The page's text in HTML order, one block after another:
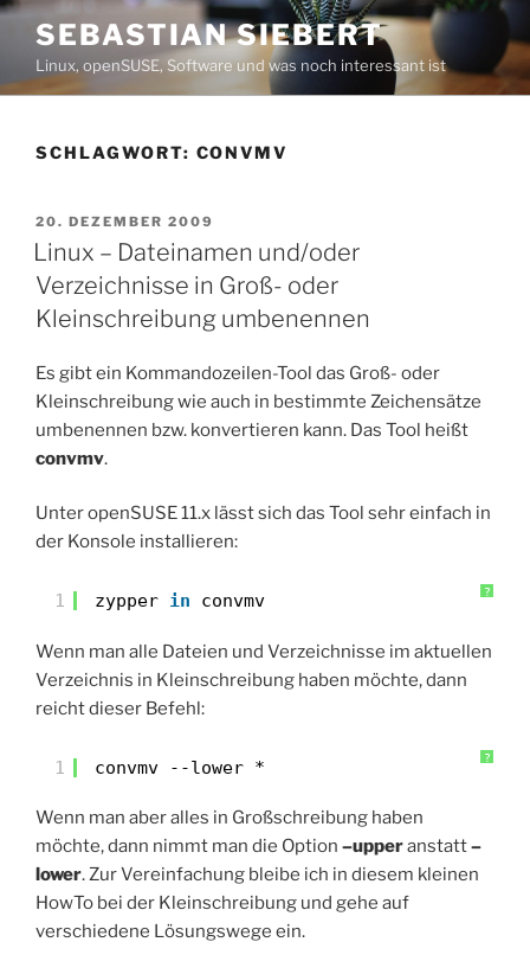
Zum
Inhalt
springen
SEBASTIAN SIEBERT
Linux, openSUSE, Software und was noch interessant ist
SCHLAGWORT: CONVMV
VERÖFFENTLICHT
AM
20. DEZEMBER 2009
Linux – Dateinamen und/oder
Verzeichnisse in Groß- oder
Kleinschreibung umbenennen
Es gibt ein Kommandozeilen-Tool das Groß- oder
Kleinschreibung wie auch in bestimmte Zeichensätze
umbenennen bzw. konvertieren kann. Das Tool heißt
convmv.
Unter openSUSE 11.x lässt sich das Tool sehr einfach in
der Konsole installieren:
?
1 zypper in convmv
Wenn man alle Dateien und Verzeichnisse im aktuellen
Verzeichnis in Kleinschreibung haben möchte, dann
reicht dieser Befehl:
?
1 convmv --lower *
Wenn man aber alles in Großschreibung haben
möchte, dann nimmt man die Option –upperanstatt–
lower. Zur Vereinfachung bleibe ich in diesem kleinen
HowTo bei der Kleinschreibung und gehe auf
verschiedene Lösungswege ein.